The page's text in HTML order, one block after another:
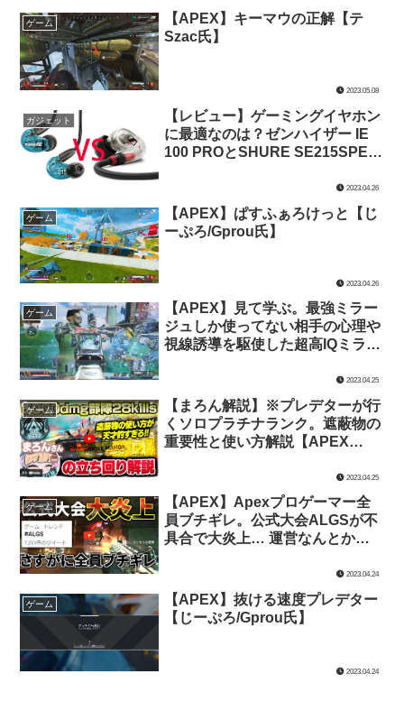
ゲーム
【APEX】キーマウの正解【テ
Szac氏】
2023.05.08
ガジェット
【レビュー】ゲーミングイヤホン
に最適なのは？ゼンハイザー IE
100 PROとSHURE SE215SPE-A
みた【ゲーミングイヤホン】2023.04.26
ゲーム
【APEX】ぱすふぁろけっと【じ
ーぷろ/Gprou氏】
2023.04.26
ゲーム
【APEX】見て学ぶ。最強ミラー
ジュしか使ってない相手の心理や
視線誘導を駆使した超高IQミラー
2023.04.25
ゲーム
【まろん解説】※プレデターが行
くソロプラチナランク。遮蔽物の
重要性と使い方解説【APEX
2023.04.25
ゲーム
【APEX】Apexプロゲーマー全
員ブチギレ。公式大会ALGSが不
具合で大炎上… 運営なんとかし
2023.04.24
ゲーム
【APEX】抜ける速度プレデター
【じーぷろ/Gprou氏】
2023.04.24